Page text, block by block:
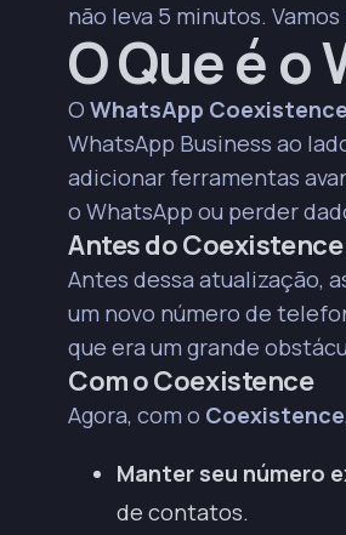
Para implementar, é
número existente e
A integração com
engajamento proativo
O Coexistence não
comunicação sem
não leva 5 minutos. Vamos
O Que é
O WhatsApp Coexistence
WhatsApp Business ao
adicionar ferramentas
o WhatsApp ou perder
Antes do Coexistence
Antes dessa atualização,
um novo número de
que era um grande
Com o Coexistence
Agora, com o Coexistence
Manter seu número
de contatos.